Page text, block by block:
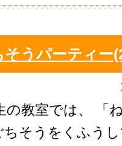
うパーティー
の教室では、 「
そうをくふう